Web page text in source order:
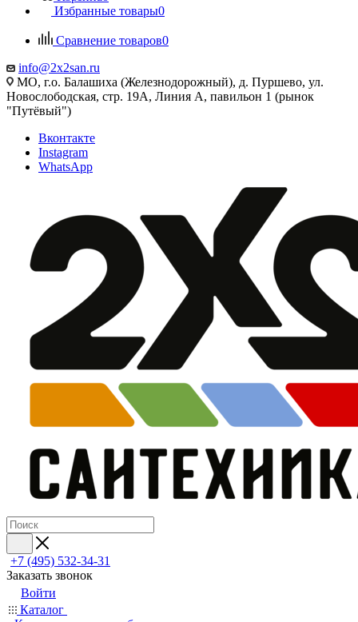
Избранные товары0
Сравнение товаров0
info@2x2san.ru
МО, г.о. Балашиха (Железнодорожный), д. Пуршево, ул.
Новослободская, стр. 19А, Линия А, павильон 1 (рынок
"Путёвый")
Вконтакте
Instagram
WhatsApp
+7 (495) 532‑34‑31
Заказать звонок
Войти
Каталог